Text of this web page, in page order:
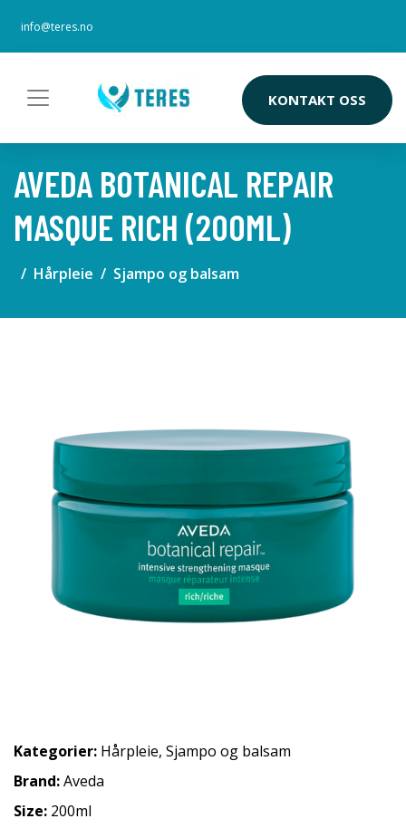
info@teres.no
KONTAKT OSS
AVEDA BOTANICAL REPAIR
MASQUE RICH (200ML)
Hårpleie Sjampo og balsam
Kategorier: Hårpleie, Sjampo og balsam
Brand:Aveda
Size: 200ml